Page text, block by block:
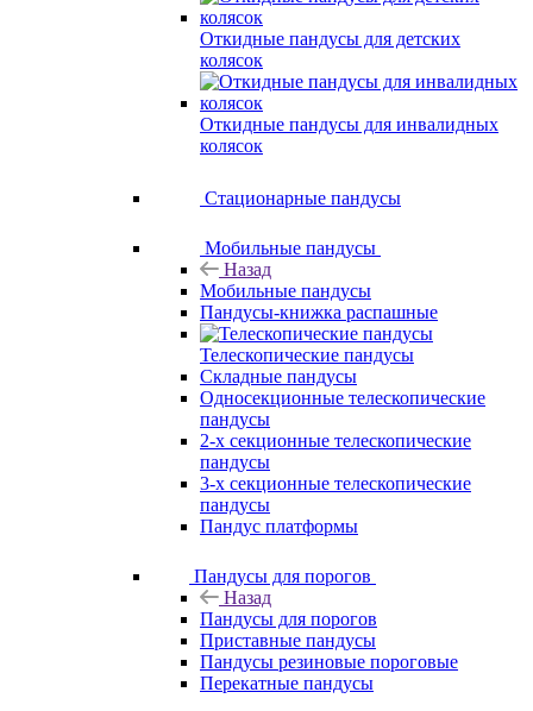
Откидные пандусы для детских
колясок
Откидные пандусы для инвалидных
колясок
Стационарные пандусы
Мобильные пандусы
Назад
Мобильные пандусы
Пандусы-книжка распашные
Телескопические пандусы
Складные пандусы
Односекционные телескопические
пандусы
2-х секционные телескопические
пандусы
3-х секционные телескопические
пандусы
Пандус платформы
Пандусы для порогов
Назад
Пандусы для порогов
Приставные пандусы
Пандусы резиновые пороговые
Перекатные пандусы